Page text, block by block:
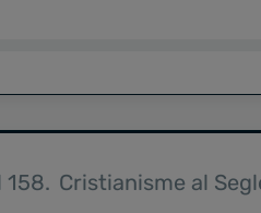
158. Cristianisme al